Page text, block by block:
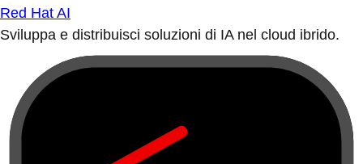
Red Hat AI
Sviluppa e distribuisci soluzioni di IA nel cloud ibrido.